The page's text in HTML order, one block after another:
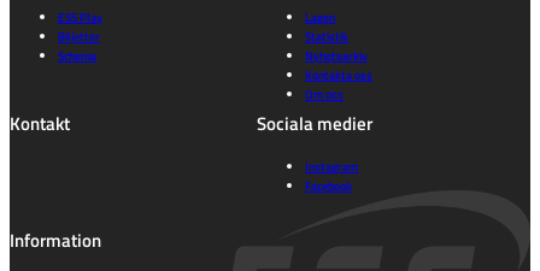
ESS Play
Biljetter
Schema
Lagen
Statistik
Nyhetsarkiv
Kontakta oss
Om oss
Kontakt Sociala medier
Instagram
Facebook
Information